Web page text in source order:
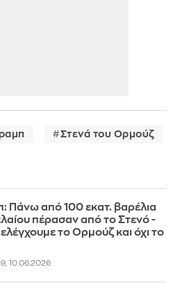
Στενά του Ορμούζ
Πάνω από 100 εκατ. βαρέλια
πέρασαν από το Στενό -
ελέγχουμε το Ορμούζ και όχι το
10.06.2026